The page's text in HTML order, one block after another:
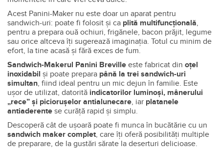
Acest Panini-Maker nu este doar un aparat pentru
sandwich-uri: poate fi folosit și ca plită multifuncțională,
pentru a prepara ouă ochiuri, frigănele, bacon prăjit, legume
sau orice altceva îți sugerează imaginația. Totul cu minim de
efort, la tine acasă și fără exces de fum.
Sandwich-Makerul Panini Breville este fabricat din oțel
inoxidabil și poate prepara până la trei sandwich-uri
simultan, fiind ideal pentru un mic dejun în familie. Este
ușor de utilizat, datorită indicatorilor luminoși, mânerului
„rece” și piciorușelor antialunecare, iar platanele
antiaderente se curăță rapid și simplu.
Descoperă cât de ușoară poate fi munca în bucătărie cu un
sandwich maker complet, care îți oferă posibilități multiple
de preparare, de la gustări sărate la deserturi delicioase.